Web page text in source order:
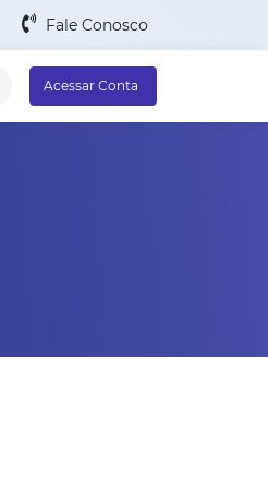
Fale Conosco
Acessar Conta